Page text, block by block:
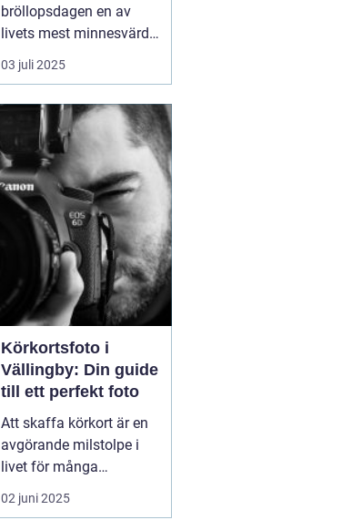
bröllopsdagen en av
livets mest minnesvärda
dagar, en dag fylld av
kärlek, glädje och
dessa ögonblick genom
fotografier är därför av
stor betydelse. Men h...
03 juli 2025
Körkortsfoto i
Vällingby: Din guide
till ett perfekt foto
Att skaffa körkort är en
avgörande milstolpe i
livet för många
människor, och att ha ett
korrekt och
02 juni 2025